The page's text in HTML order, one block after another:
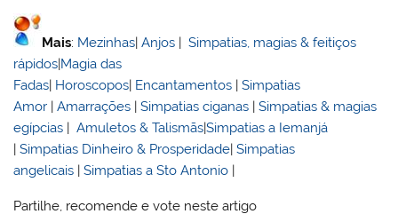
Mais: Mezinhas|Anjos |Simpatias, magias & feitiços
rápidos|Magia das
Fadas| Horoscopos| Encantamentos |Simpatias
Amor |Amarrações |Simpatias ciganas |Simpatias & magias
egípcias |Amuletos & Talismãs|Simpatias a Iemanjá
|Simpatias Dinheiro & Prosperidade|Simpatias
angelicais |Simpatias a Sto Antonio |
Partilhe, recomende e vote neste artigo